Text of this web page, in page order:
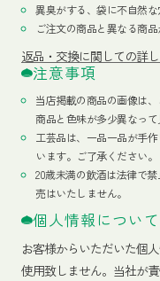
異臭がする、袋に不自然
ご注文の商品と異なる商
返品・交換に関しての詳
注意事項
当店掲載の商品の画像は
商品と色味が多少異なって
工芸品は、一品一品が手
います。ご了承ください。
20歳未満の飲酒は法律で
売はいたしません。
個人情報について
お客様からいただいた個
使用致しません。当社が